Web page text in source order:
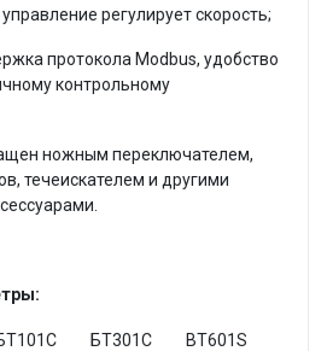
регулирует скорость;
протокола Modbus, удобство
контрольному
ножным переключателем,
течеискателем и другими
БТ301С BT601S